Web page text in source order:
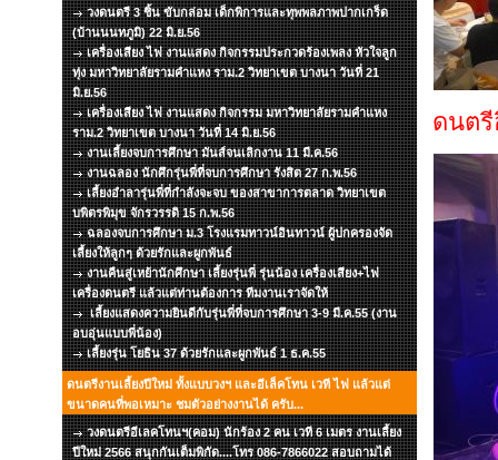
วงดนตรี 3 ชิ้น ขับกล่อม เด็กพิการและทุพพลภาพปากเกร็ด
(บ้านนนทภูมิ) 22 มิ.ย.56
เครื่องเสียง ไฟ งานแสดง กิจกรรมประกวดร้องเพลง หัวใจลูก
ทุ่ง มหาวิทยาลัยรามคำแหง ราม.2 วิทยาเขต บางนา วันที่ 21
มิ.ย.56
เครื่องเสียง ไฟ งานแสดง กิจกรรม มหาวิทยาลัยรามคำแหง
ราม.2 วิทยาเขต บางนา วันที่ 14 มิ.ย.56
งานเลี้ยงจบการศึกษา มันส์จนเลิกงาน 11 มี.ค.56
งานฉลอง นักศึกรุ่นพี่ที่จบการศึกษา รังสิต 27 ก.พ.56
เลี้ยงอำลารุ่นพี่ที่กำลังจะจบ ของสาขาการตลาด วิทยาเขต
บพิตรพิมุข จักรวรรดิ 15 ก.พ.56
ฉลองจบการศึกษา ม.3 โรงแรมทาวน์อินทาวน์ ผู้ปกครองจัด
เลี้ยงให้ลูกๆ ด้วยรักและผูกพันธ์
งานคืนสู่เหย้านักศึกษา เลี้ยงรุ่นพี่ รุ่นน้อง เครื่องเสียง+ไฟ
เครื่องดนตรี แล้วแต่ท่านต้องการ ทีมงานเราจัดให้
เลี้ยงแสดงความยินดีกับรุ่นพี่ที่จบการศึกษา 3-9 มี.ค.55 (งาน
อบอุ่นแบบพี่น้อง)
เลี้ยงรุ่น โยธิน 37 ด้วยรักและผูกพันธ์ 1 ธ.ค.55
ดนตรีงานเลี้ยงปีใหม่ ทั้งแบบวงฯ และอีเล็คโทน เวที ไฟ แล้วแต่
ขนาดคนที่พอเหมาะ ชมตัวอย่างงานได้ ครับ...
วงดนตรีอีเลคโทนฯ(คอม) นักร้อง 2 คน เวที 6 เมตร งานเลี้ยง
ปีใหม่ 2566 สนุกกันเต็มพิกัด....โทร 086-7866022 สอบถามได้
ดนตรี